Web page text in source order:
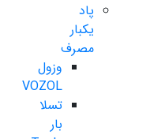
پاد
یکبار
مصرف
وزول
VOZOL
تسلا
بار